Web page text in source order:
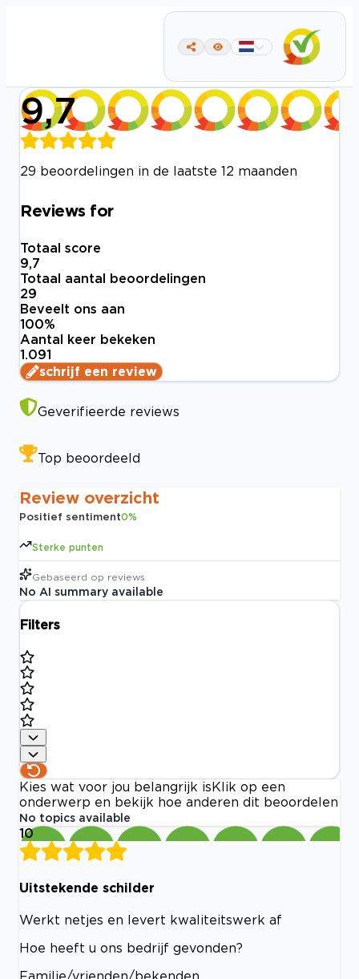
9,7
29 beoordelingen in de laatste 12 maanden
Reviews for
Totaal score
9,7
Totaal aantal beoordelingen
29
Beveelt ons aan
100%
Aantal keer bekeken
1.091
schrijf een review
Geverifieerde reviews
Top beoordeeld
Review overzicht
Positief sentiment0%
Sterke punten
Gebaseerd op reviews
No AI summary available
Filters
Kies wat voor jou belangrijk is Klik op een
onderwerp en bekijk hoe anderen dit beoordelen
No topics available
10
Uitstekende schilder
Werkt netjes en levert kwaliteitswerk af
Hoe heeft u ons bedrijf gevonden?
Familie/vrienden/bekenden